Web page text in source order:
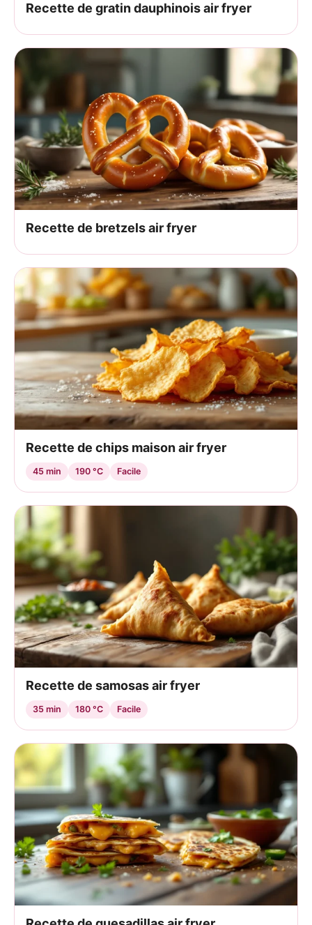
Recette de gratin dauphinois air fryer
Recette de bretzels air fryer
Recette de chips maison air fryer
45 min 190 °C Facile
Recette de samosas air fryer
35 min 180 °C Facile